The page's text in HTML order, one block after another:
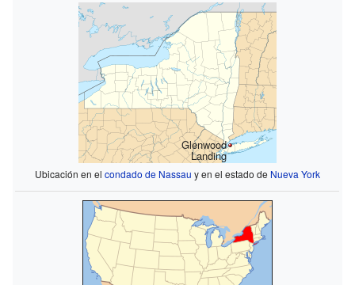
Glenwood
Landing
Ubicación en el condado de Nassau y en el estado de Nueva York